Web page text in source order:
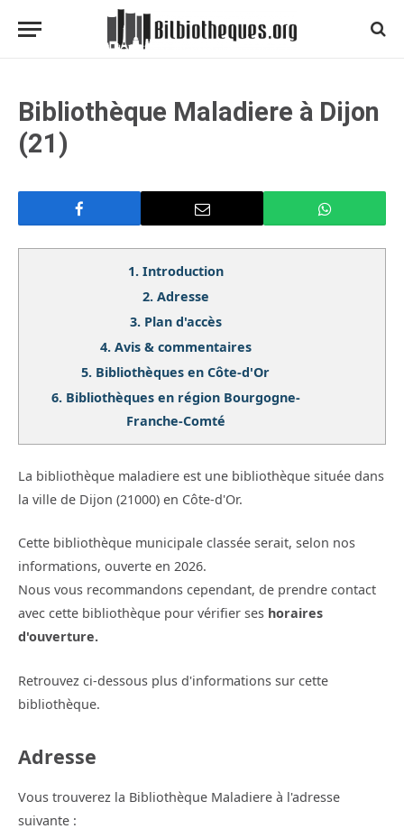
Bibliothèque Maladiere à Dijon
(21)
1. Introduction
2. Adresse
3. Plan d'accès
4. Avis & commentaires
5. Bibliothèques en Côte-d'Or
6. Bibliothèques en région Bourgogne-
Franche-Comté
La bibliothèque maladiere est une bibliothèque située dans
la ville de Dijon (21000) en Côte-d'Or.
Cette bibliothèque municipale classée serait, selon nos
informations, ouverte en 2026.
Nous vous recommandons cependant, de prendre contact
avec cette bibliothèque pour vérifier ses horaires
d'ouverture.
Retrouvez ci-dessous plus d'informations sur cette
bibliothèque.
Adresse
Vous trouverez la Bibliothèque Maladiere à l'adresse
suivante :